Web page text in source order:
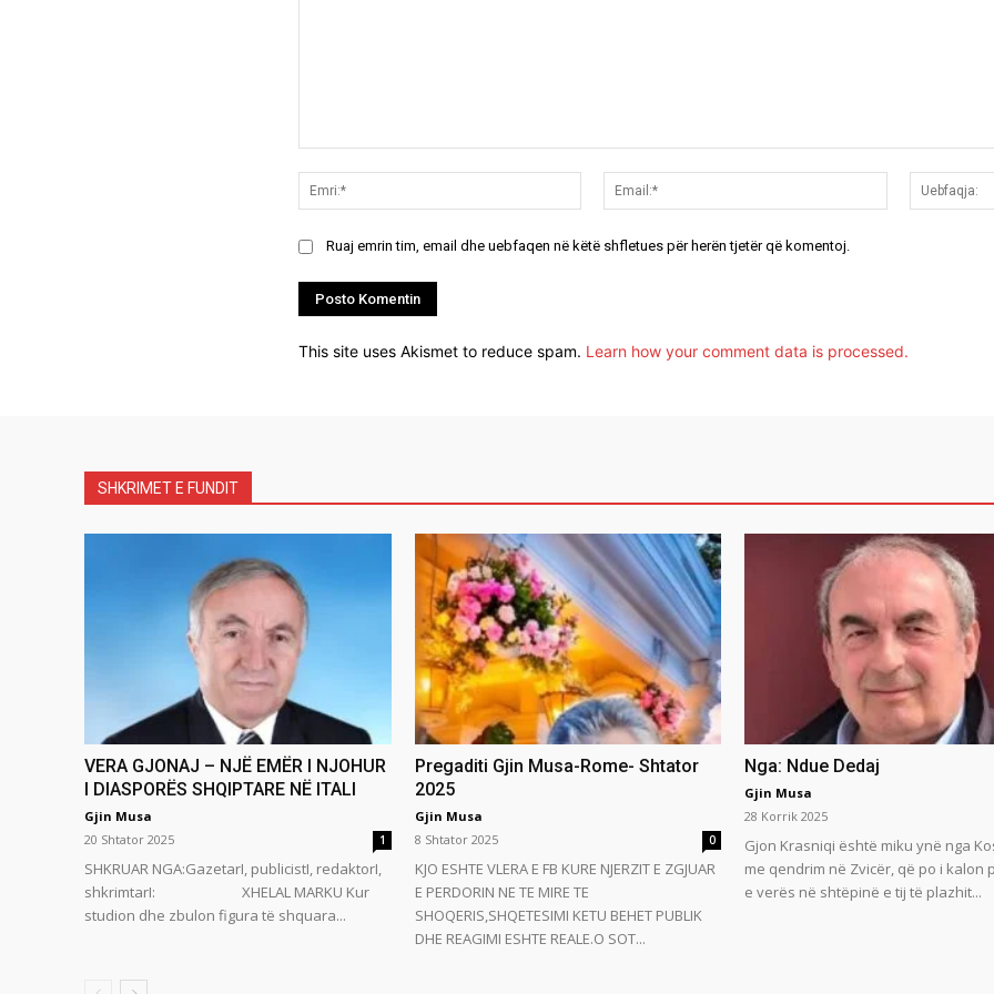
Emri:*
Email:*
Ruaj emrin tim, email dhe uebfaqen në këtë shfletues për herën tjetër që komentoj.
This site uses Akismet to reduce spam. Learn how your comment data is processed.
SHKRIMET E FUNDIT
VERA GJONAJ – NJË EMËR I NJOHUR
I DIASPORËS SHQIPTARE NË ITALI
Gjin Musa
20 Shtator 2025
1
SHKRUAR NGA:GazetarI, publicistI, redaktorI,
shkrimtarI: XHELAL MARKU Kur
studion dhe zbulon figura të shquara...
Pregaditi Gjin Musa-Rome- Shtator
2025
Gjin Musa
8 Shtator 2025
0
KJO ESHTE VLERA E FB KURE NJERZIT E ZGJUAR
E PERDORIN NE TE MIRE TE
SHOQERIS,SHQETESIMI KETU BEHET PUBLIK
DHE REAGIMI ESHTE REALE.O SOT...
Nga: Ndue Dedaj
Gjin Musa
28 Korrik 2025
Gjon Krasniqi është miku ynë nga
me qendrim në Zvicër, që po i kalon
e verës në shtëpinë e tij të plazhit...